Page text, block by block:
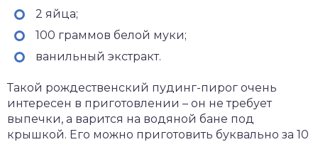
2 яйца;
100 граммов белой муки;
ванильный экстракт.
Такой рождественский пудинг-пирог очень
интересен в приготовлении – он не требует
выпечки, а варится на водяной бане под
крышкой. Его можно приготовить буквально за 10